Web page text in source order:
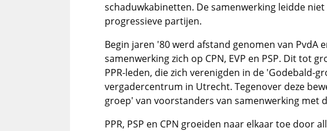
schaduwkabinetten. De samenwerking leidde
progressieve partijen.
Begin jaren '80 werd afstand genomen van PvdA
samenwerking zich op CPN, EVP en PSP. Dit tot
PPR-leden, die zich verenigden in de 'Godebald-
vergadercentrum in Utrecht. Tegenover deze
groep' van voorstanders van samenwerking met
PPR, PSP en CPN groeiden naar elkaar toe door